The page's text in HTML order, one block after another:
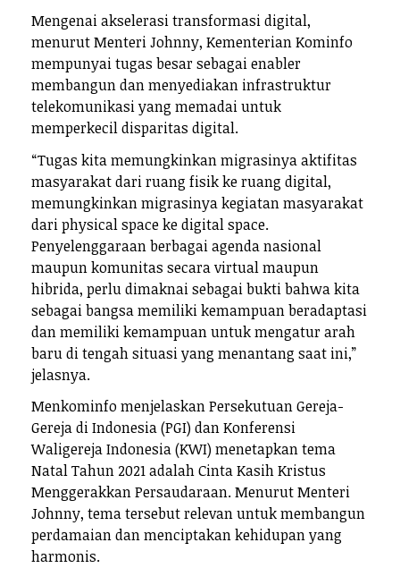
Mengenai akselerasi transformasi digital,
menurut Menteri Johnny, Kementerian Kominfo
mempunyai tugas besar sebagai enabler
membangun dan menyediakan infrastruktur
telekomunikasi yang memadai untuk
memperkecil disparitas digital.
“Tugas kita memungkinkan migrasinya aktifitas
masyarakat dari ruang fisik ke ruang digital,
memungkinkan migrasinya kegiatan masyarakat
dari physical space ke digital space.
Penyelenggaraan berbagai agenda nasional
maupun komunitas secara virtual maupun
hibrida, perlu dimaknai sebagai bukti bahwa kita
sebagai bangsa memiliki kemampuan beradaptasi
dan memiliki kemampuan untuk mengatur arah
baru di tengah situasi yang menantang saat ini,”
jelasnya.
Menkominfo menjelaskan Persekutuan Gereja-
Gereja di Indonesia (PGI) dan Konferensi
Waligereja Indonesia (KWI) menetapkan tema
Natal Tahun 2021 adalah Cinta Kasih Kristus
Menggerakkan Persaudaraan. Menurut Menteri
Johnny, tema tersebut relevan untuk membangun
perdamaian dan menciptakan kehidupan yang
harmonis.